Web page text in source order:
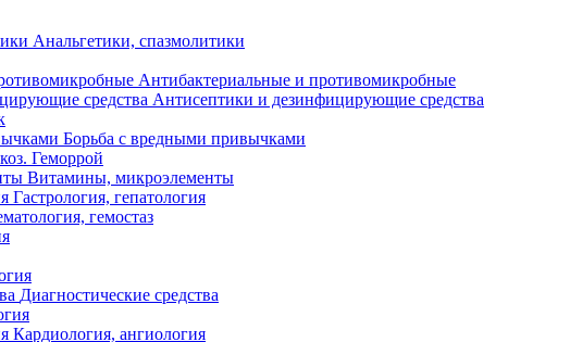
Анальгетики, спазмолитики
Антибактериальные и противомикробные
Антисептики и дезинфицирующие средства
Борьба с вредными привычками
Геморрой
Витамины, микроэлементы
Гастрология, гепатология
гемостаз
Диагностические средства
Кардиология, ангиология